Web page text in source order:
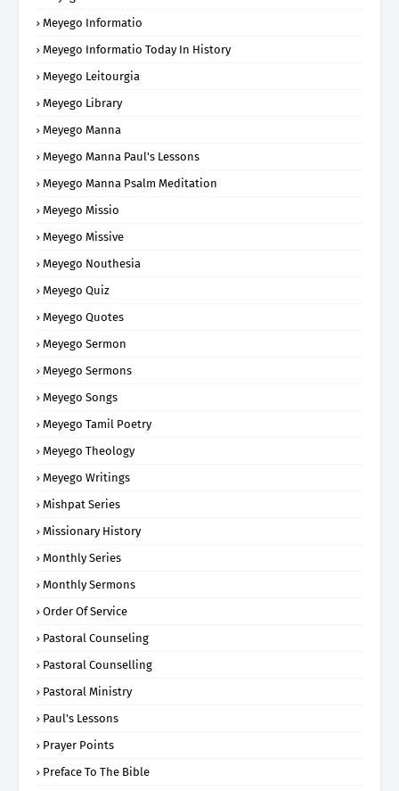
Meyego Informatio
Meyego Informatio Today In History
Meyego Leitourgia
Meyego Library
Meyego Manna
Meyego Manna Paul's Lessons
Meyego Manna Psalm Meditation
Meyego Missio
Meyego Missive
Meyego Nouthesia
Meyego Quiz
Meyego Quotes
Meyego Sermon
Meyego Sermons
Meyego Songs
Meyego Tamil Poetry
Meyego Theology
Meyego Writings
Mishpat Series
Missionary History
Monthly Series
Monthly Sermons
Order Of Service
Pastoral Counseling
Pastoral Counselling
Pastoral Ministry
Paul's Lessons
Prayer Points
Preface To The Bible